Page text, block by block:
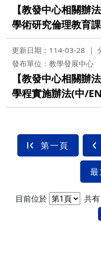
【教發中心相關辦
學術研究倫理教育
更新日期：114-03-28
發布單位：教學發展中心
【教發中心相關辦
學程實施辦法(中/
第一頁
目前位於 共有